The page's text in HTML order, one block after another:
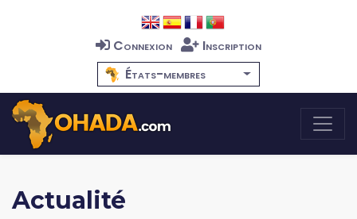
Connexion
Inscription
États-membres
Actualité